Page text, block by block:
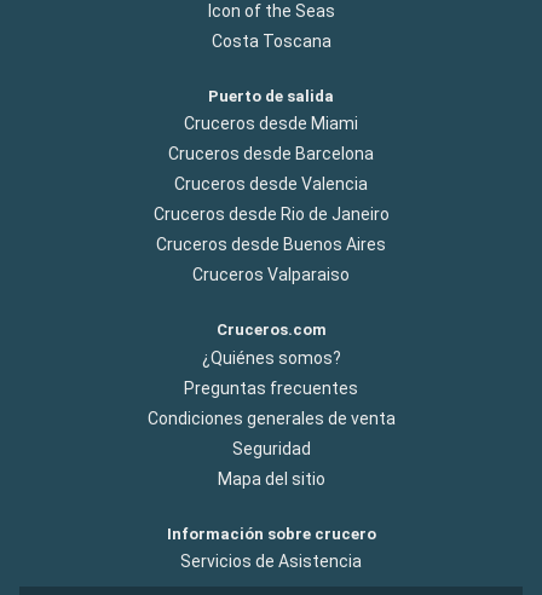
Icon of the Seas
Costa Toscana
Puerto de salida
Cruceros desde Miami
Cruceros desde Barcelona
Cruceros desde Valencia
Cruceros desde Rio de Janeiro
Cruceros desde Buenos Aires
Cruceros Valparaiso
Cruceros.com
¿Quiénes somos?
Preguntas frecuentes
Condiciones generales de venta
Seguridad
Mapa del sitio
Información sobre crucero
Servicios de Asistencia